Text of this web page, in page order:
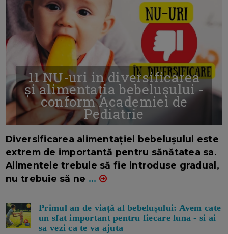
11 NU-uri in diversificarea
și alimentația bebelușului -
conform Academiei de
Pediatrie
Diversificarea alimentației bebelușului este
extrem de importantă pentru sănătatea sa.
Alimentele trebuie să fie introduse gradual,
nu trebuie să ne ...
Primul an de viață al bebelușului: Avem cate
un sfat important pentru fiecare luna - si ai
sa vezi ca te va ajuta